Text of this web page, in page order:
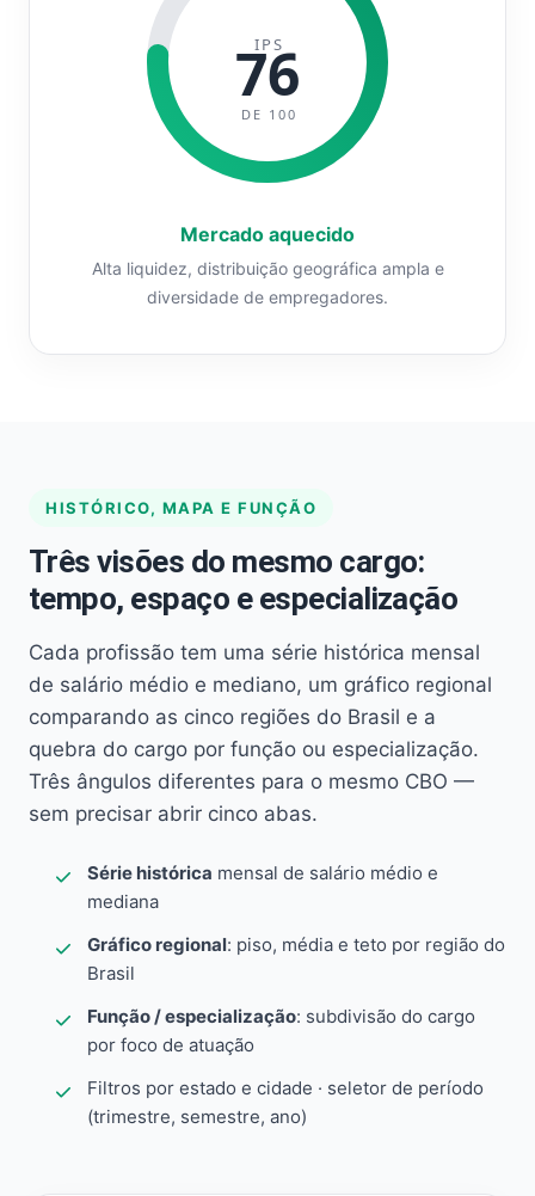
IPS
76
DE 100
Mercado aquecido
Alta liquidez, distribuição geográfica ampla e
diversidade de empregadores.
HISTÓRICO, MAPA E FUNÇÃO
Três visões do mesmo cargo:
tempo, espaço e especialização
Cada profissão tem uma série histórica mensal
de salário médio e mediano, um gráfico regional
comparando as cinco regiões do Brasil e a
quebra do cargo por função ou especialização.
Três ângulos diferentes para o mesmo CBO —
sem precisar abrir cinco abas.
Série histórica mensal de salário médio e
mediana
Gráfico regional: piso, média e teto por região do
Brasil
Função / especialização: subdivisão do cargo
por foco de atuação
Filtros por estado e cidade · seletor de período
(trimestre, semestre, ano)